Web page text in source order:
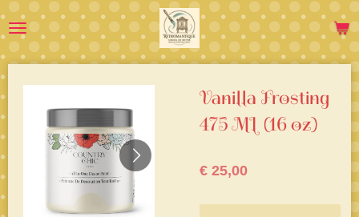
direct
naar
Vanilla Frosting
475 ML (16 oz)
€ 25,00